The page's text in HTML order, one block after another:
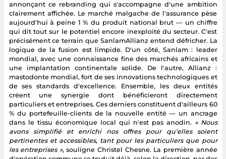
annonçant ce rebranding qui s'accompagne d'une ambition
clairement affichée. Le marché malgache de l'assurance pèse
aujourd'hui à peine 1 % du produit national brut — un chiffre
qui dit tout sur le potentiel encore inexploité du secteur. C'est
précisément ce terrain que SanlamAllianz entend défricher. La
logique de la fusion est limpide. D'un côté, Sanlam : leader
mondial, avec une connaissance fine des marchés africains et
une implantation continentale solide. De l'autre, Allianz :
mastodonte mondial, fort de ses innovations technologiques et
de ses standards d'excellence. Ensemble, les deux entités
créent une synergie dont bénéficieront directement
particuliers et entreprises. Ces derniers constituent d'ailleurs 60
% du portefeuille-clients de la nouvelle entité — un ancrage
dans le tissu économique local qui n'est pas anodin. « Nous
avons simplifié et enrichi nos offres pour qu'elles soient
pertinentes et accessibles, tant pour les particuliers que pour
les entreprises », souligne Christel Chesne. La première année